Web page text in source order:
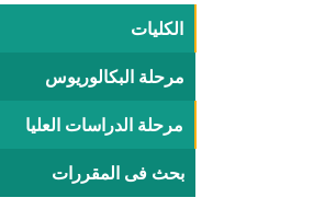
الكليات
مرحلة البكالوريوس
مرحلة الدراسات العليا
بحث فى المقررات